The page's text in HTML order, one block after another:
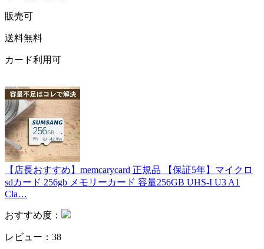
販売可
送料無料
カード利用可
【店長おすすめ】memcarycard 正規品 【保証5年】マイクロ
sdカード 256gb メモリーカード 容量256GB UHS-I U3 A1
Cla…
おすすめ度：
レビュー：38